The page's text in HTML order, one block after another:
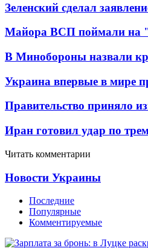
Зеленский сделал
Майора ВСП поймали на
В Минобороны назвали
Украина впервые в мире
Правительство приняло
Иран готовил удар по
Читать комментарии
Новости Украины
Последние
Популярные
Комментируемые